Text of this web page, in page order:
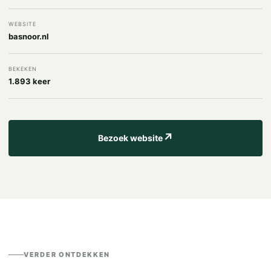
WEBSITE
basnoor.nl
BEKEKEN
1.893 keer
Bezoek website↗
VERDER ONTDEKKEN